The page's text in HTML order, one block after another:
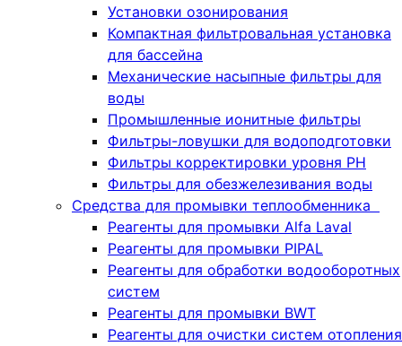
Установки озонирования
Компактная фильтровальная установка
для бассейна
Механические насыпные фильтры для
воды
Промышленные ионитные фильтры
Фильтры-ловушки для водоподготовки
Фильтры корректировки уровня PH
Фильтры для обезжелезивания воды
Средства для промывки теплообменника
Реагенты для промывки Alfa Laval
Реагенты для промывки PIPAL
Реагенты для обработки водооборотных
систем
Реагенты для промывки BWT
Реагенты для очистки систем отопления